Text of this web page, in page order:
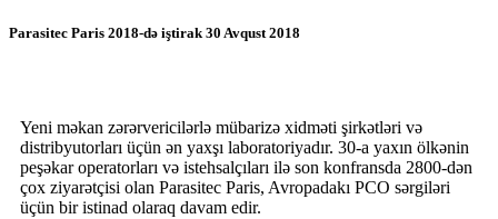
Parasitec Paris 2018-də iştirak 30 Avqust 2018
Yeni məkan zərərvericilərlə mübarizə xidməti şirkətləri və
distribyutorları üçün ən yaxşı laboratoriyadır. 30-a yaxın ölkənin
peşəkar operatorları və istehsalçıları ilə son konfransda 2800-dən
çox ziyarətçisi olan Parasitec Paris, Avropadakı PCO sərgiləri
üçün bir istinad olaraq davam edir.